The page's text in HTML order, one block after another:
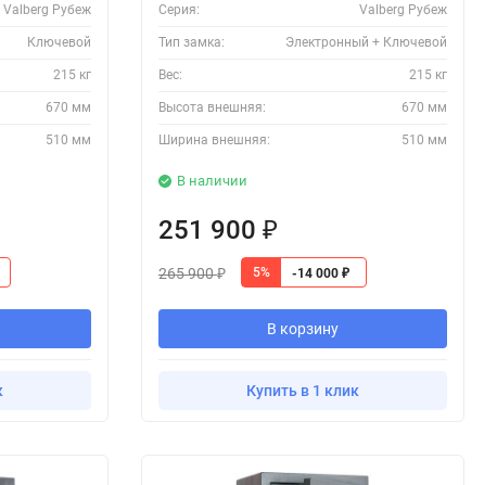
Valberg Рубеж
Ключевой
215 кг
670 мм
510 мм
Серия: Valberg Рубеж
Тип замка: Электронный + Ключевой
Вес: 215 кг
Высота внешняя: 670 мм
Ширина внешняя: 510 мм
В наличии
251 900 ₽
265 900₽ 5% -14 000 ₽
В корзину
Купить в 1 клик